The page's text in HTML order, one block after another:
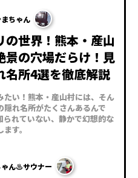
ちゃん
の世界！熊本・産山
景の穴場だらけ！見
名所4選を徹底解説
たい！熊本・産山村には、そん
隠れ名所がたくさんあるんで
られていない、静かで幻想的な
す。
ゃん♨サウナー